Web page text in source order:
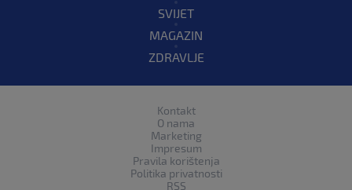
SVIJET
MAGAZIN
ZDRAVLJE
Kontakt
O nama
Marketing
Impresum
Pravila korištenja
Politika privatnosti
RSS